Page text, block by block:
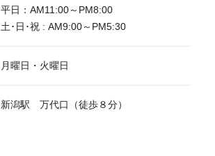
平日：AM11:00～PM8:00
土･日･祝 : AM9:00～PM5:30
月曜日・火曜日
新潟駅 万代口（徒歩８分）